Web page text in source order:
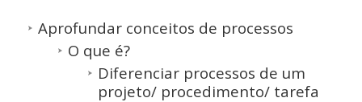
Aprofundar conceitos de processos
O que é?
Diferenciar processos de um
projeto/ procedimento/ tarefa